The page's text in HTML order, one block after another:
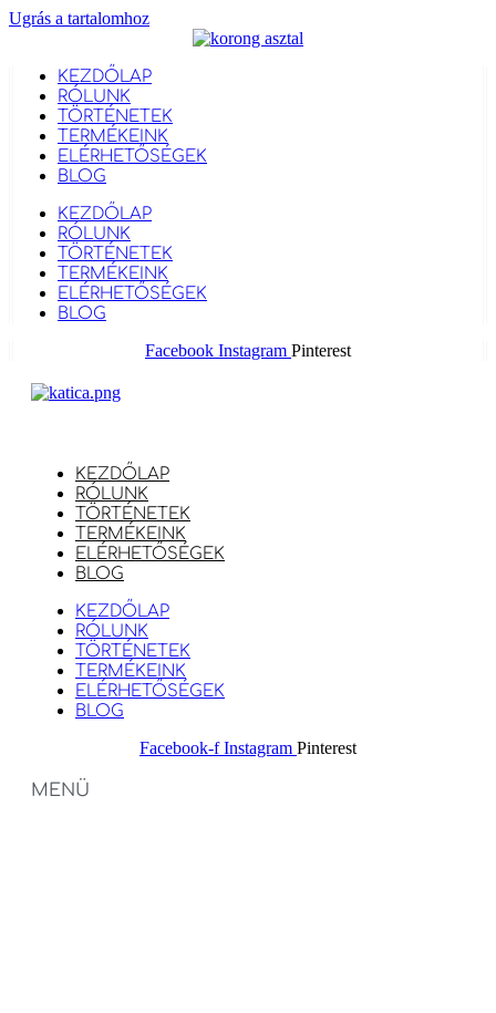
Ugrás a tartalomhoz
KEZDŐLAP
RÓLUNK
TÖRTÉNETEK
TERMÉKEINK
ELÉRHETŐSÉGEK
BLOG
KEZDŐLAP
RÓLUNK
TÖRTÉNETEK
TERMÉKEINK
ELÉRHETŐSÉGEK
BLOG
Facebook Instagram Pinterest
KEZDŐLAP
RÓLUNK
TÖRTÉNETEK
TERMÉKEINK
ELÉRHETŐSÉGEK
BLOG
KEZDŐLAP
RÓLUNK
TÖRTÉNETEK
TERMÉKEINK
ELÉRHETŐSÉGEK
BLOG
Facebook-f Instagram Pinterest
MENÜ